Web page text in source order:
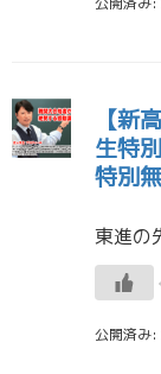
【新
生特
特別
公開済み: